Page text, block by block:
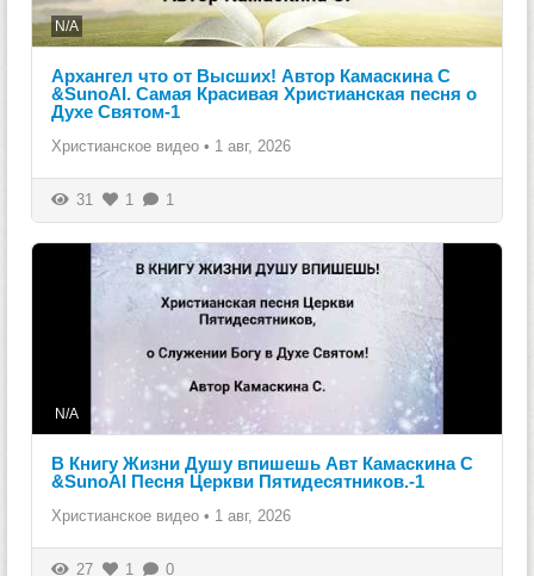
N/A
Архангел что от Высших! Автор Камаскина С
&SunoAI. Самая Красивая Христианская песня о
Духе Святом-1
Христианское видео • 1 авг, 2026
31 1 1
N/A
В Книгу Жизни Душу впишешь Авт Камаскина С
&SunoAI Песня Церкви Пятидесятников.-1
Христианское видео • 1 авг, 2026
27 1 0